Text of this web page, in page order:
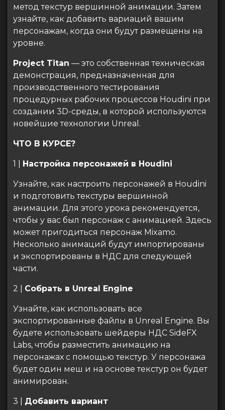
метод текстур вершинной анимации. Затем
узнайте, как добавить вариаций вашим
персонажам, когда они будут размещены на
уровне.
Project Titan — это собственная техническая
демонстрация, предназначенная для
производственного тестирования
процедурных рабочих процессов Houdini при
создании 3D-среды, в которой используются
новейшие технологии Unreal.
ЧТО В КУРСЕ?
1 | Настройка персонажей в Houdini
Узнайте, как настроить персонажей в Houdini
и подготовить текстуры вершинной
анимации. Для этого урока рекомендуется,
чтобы у вас был персонаж с анимацией. Здесь
может пригодиться персонаж Mixamo.
Несколько анимаций будут импортированы
и экспортированы в НДС для следующей
части.
2 | Собрать в Unreal Engine
Узнайте, как использовать все
экспортированные файлы в Unreal Engine. Вы
будете использовать шейдеры НДС SideFX
Labs, чтобы разместить анимацию на
персонажах с помощью текстур. У персонажа
будет один меш и на основе текстур он будет
анимирован.
3 | Добавить вариант